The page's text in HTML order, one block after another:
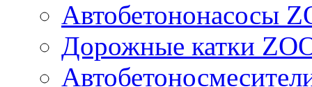
Автобетононасосы
Дорожные катки